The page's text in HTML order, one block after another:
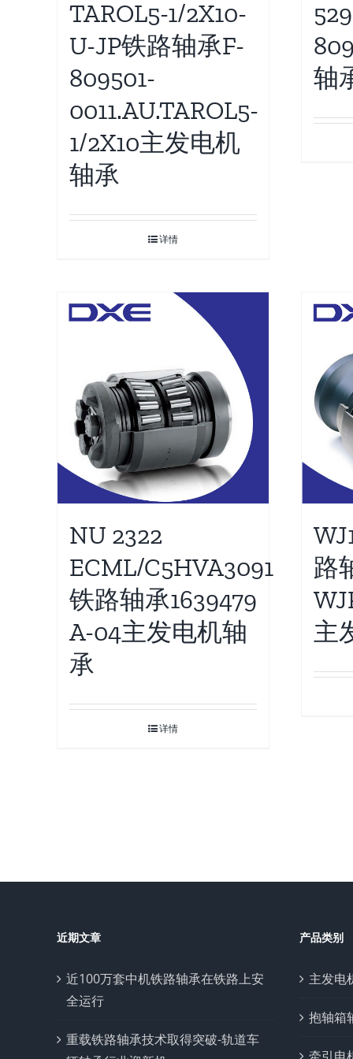
TAROL5-1/2X10-
U-JP铁路轴承F-
809501-
0011.AU.TAROL5-
1/2X10主发电机
轴承
详情
轴
NU 2322
ECML/C5HVA3091
铁路轴承1639479
A-04主发电机轴
承
详情
路
主
近期文章
近100万套中机铁路轴承在铁路上安
全运行
重载铁路轴承技术取得突破-轨道车
产品类别
主发电
抱轴箱